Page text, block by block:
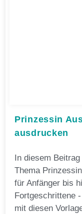
Prinzessin
ausdrucken
In diesem
Thema
für Anfänger bis
Fortgeschrittene
mit diesen